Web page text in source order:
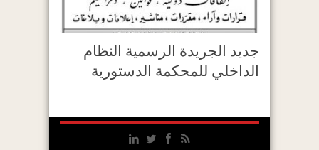
جديد الجريدة الرسمية النظام
الداخلي للمحكمة الدستورية